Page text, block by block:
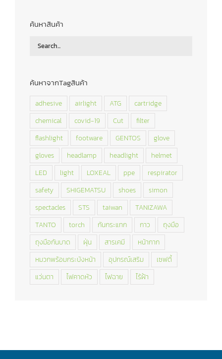
ค้นหาสินค้า
ค้นหาจากTagสินค้า
adhesive airlight ATG
cartridge
chemical
covid-19 Cut
filter
flashlight
footware GENTOS
glove
gloves
headlamp headlight
helmet
LED
light LOXEAL ppe
respirator
safety
SHIGEMATSU shoes
simon
spectacles
STS taiwan
TANIZAWA
TANTO
torch กันกระแทก กาว
ถุงมือ
ถุงมือกันบาด
ฝุ่น สารเคมี
หน้ากาก
หมวกพร้อมกระบังหน้า
อุปกรณ์เสริม
เซฟตี้
แว่นตา
ไฟคาดหัว ไฟฉาย ไร้ฝ้า